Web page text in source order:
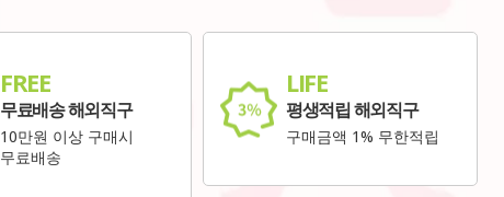
FREE
무료배송 해외직구
10만원 이상 구매시
무료배송
LIFE
평생적립 해외직구
구매금액 1% 무한적립